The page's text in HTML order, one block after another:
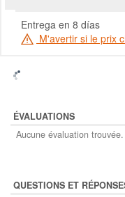
Entrega en 8 días
M'avertir si le prix
ÉVALUATIONS
Aucune évaluation
QUESTIONS ET